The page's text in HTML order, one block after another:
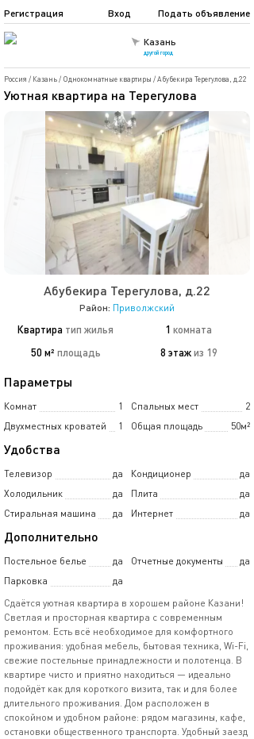
Казань
другой город
Подать объявление
Регистрация Вход
Россия / Казань/ Однокомнатные квартиры /Абубекира Терегулова, д.22
Уютная квартира на Терегулова
Абубекира Терегулова, д.22
Район: Приволжский
Квартира тип жилья 1 комната
50 м² площадь 8 этаж из 19
Параметры
Комнат 1 Спальных мест
2
Двухместных кроватей
1 Общая площадь 50м²
Удобства
Телевизор да Кондиционер
да
Холодильник
да Плита
да
Стиральная машина
да Интернет да
Дополнительно
Постельное белье да Отчетные документы
да
Парковка
да
Сдаётся уютная квартира в хорошем районе Казани!
Светлая и просторная квартира с современным
ремонтом. Есть всё необходимое для комфортного
проживания: удобная мебель, бытовая техника, Wi-Fi,
свежие постельные принадлежности и полотенца. В
квартире чисто и приятно находиться — идеально
подойдёт как для короткого визита, так и для более
длительного проживания. Дом расположен в
спокойном и удобном районе: рядом магазины, кафе,
остановки общественного транспорта. Удобный заезд